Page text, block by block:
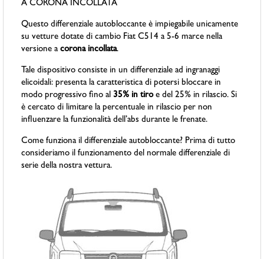
A CORONA INCOLLATA
Questo differenziale autobloccante è impiegabile unicamente
su vetture dotate di cambio Fiat C514 a 5-6 marce nella
versioneacorona incollata.
Tale dispositivo consiste in un differenziale ad ingranaggi
elicoidali: presenta la caratteristica di potersi bloccare in
modo progressivo fino al 35% in tiroe del 25% in rilascio. Si
è cercato di limitare la percentuale in rilascio per non
influenzare la funzionalità dell’abs durante le frenate.
Come funziona il differenziale autobloccante? Prima di tutto
consideriamo il funzionamento del normale differenziale di
serie della nostra vettura.